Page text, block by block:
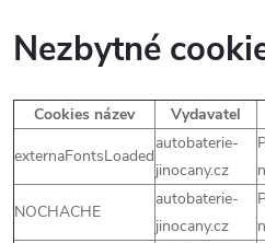
Nezbytné
Cookies název Vydavatel
externaFontsLoaded
autobaterie-
jinocany.cz
NOCHACHE
autobaterie-
jinocany.cz